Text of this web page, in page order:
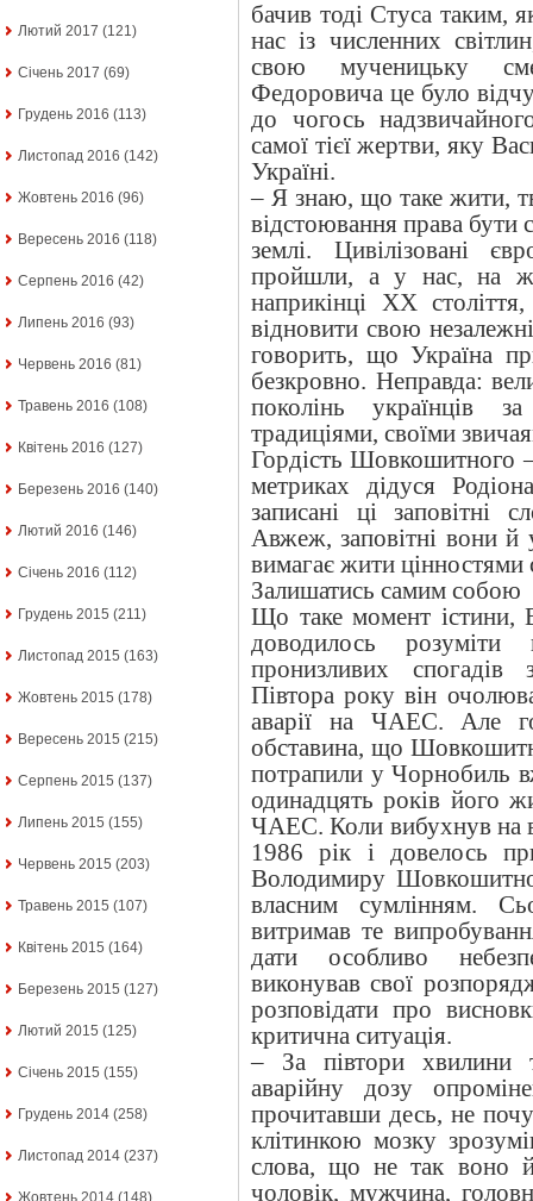
Лютий 2017 (121)
Січень 2017 (69)
Грудень 2016 (113)
Листопад 2016 (142)
Жовтень 2016 (96)
Вересень 2016 (118)
Серпень 2016 (42)
Липень 2016 (93)
Червень 2016 (81)
Травень 2016 (108)
Квітень 2016 (127)
Березень 2016 (140)
Лютий 2016 (146)
Січень 2016 (112)
Грудень 2015 (211)
Листопад 2015 (163)
Жовтень 2015 (178)
Вересень 2015 (215)
Серпень 2015 (137)
Липень 2015 (155)
Червень 2015 (203)
Травень 2015 (107)
Квітень 2015 (164)
Березень 2015 (127)
Лютий 2015 (125)
Січень 2015 (155)
Грудень 2014 (258)
Листопад 2014 (237)
бачив тоді Стуса таким,
нас із численних
свою мученицьку
Федоровича це було
до чогось
самої тієї жертви, яку
Україні.
– Я знаю, що таке жити,
відстоювання права бути
землі. Цивілізовані
пройшли, а у нас, на
наприкінці ХХ
відновити свою
говорить, що Україна
безкровно. Неправда:
поколінь українців
традиціями, своїми
Гордість Шовкошитного
метриках дідуся
записані ці заповітні
Авжеж, заповітні вони
вимагає жити цінностями
Залишатись самим собою
Що таке момент
доводилось
пронизливих
Півтора року він
аварії на ЧАЕС. Але
обставина, що
потрапили у Чорнобиль
одинадцять років його
ЧАЕС. Коли вибухнув на
1986 рік і довелось
Володимиру
власним сумлінням.
витримав те
дати особливо
виконував свої
розповідати про
критична ситуація.
– За півтори хвилини
аварійну дозу
прочитавши десь, не
клітинкою мозку
слова, що не так воно
чоловік, мужчина,